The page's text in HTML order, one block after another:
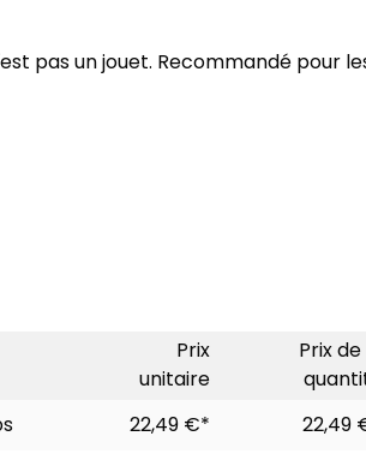
pas un jouet. Recommandé pour
Prix
unitaire
Prix
22,49 €* 22,49